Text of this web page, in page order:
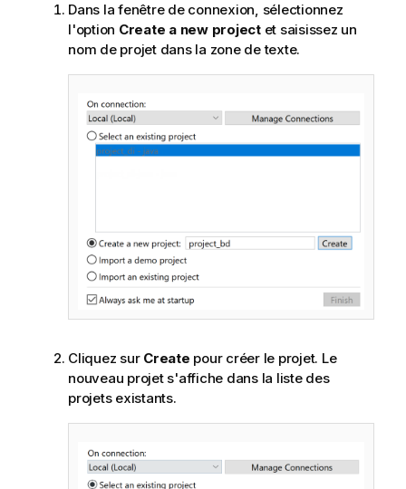
Dans la fenêtre de connexion, sélectionnez
l'option Create a new projectet saisissez un
nom de projet dans la zone de texte.
Cliquez sur Create pour créer le projet. Le
nouveau projet s'affiche dans la liste des
projets existants.